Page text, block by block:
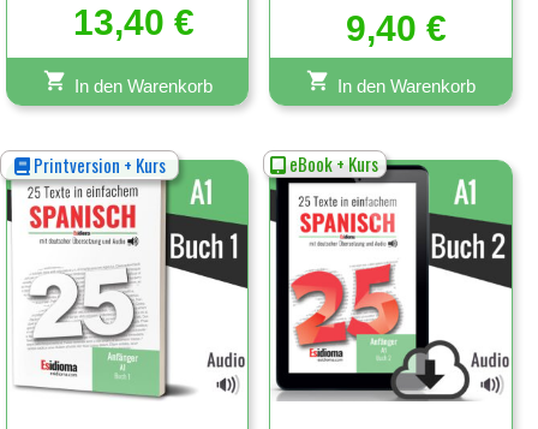
13,40 €
In den Warenkorb
mit
5.00
9,40€
In den Warenkorb
Printversion + Kurs eBook + Kurs